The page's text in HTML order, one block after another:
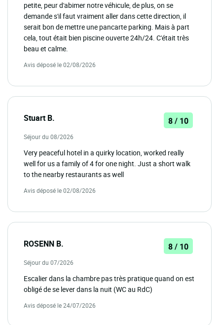
petite, peur d'abimer notre véhicule, de plus, on se
demande s'il faut vraiment aller dans cette direction, il
serait bon de mettre une pancarte parking. Mais à part
cela, tout était bien piscine ouverte 24h/24. C'était très
beau et calme.
Avis déposé le 02/08/2026
Stuart B. 8 / 10
Séjour du 08/2026
Very peaceful hotel in a quirky location, worked really
well for us a family of 4 for one night. Just a short walk
to the nearby restaurants as well
Avis déposé le 02/08/2026
ROSENN B. 8 / 10
Séjour du 07/2026
Escalier dans la chambre pas très pratique quand on est
obligé de se lever dans la nuit (WC au RdC)
Avis déposé le 24/07/2026